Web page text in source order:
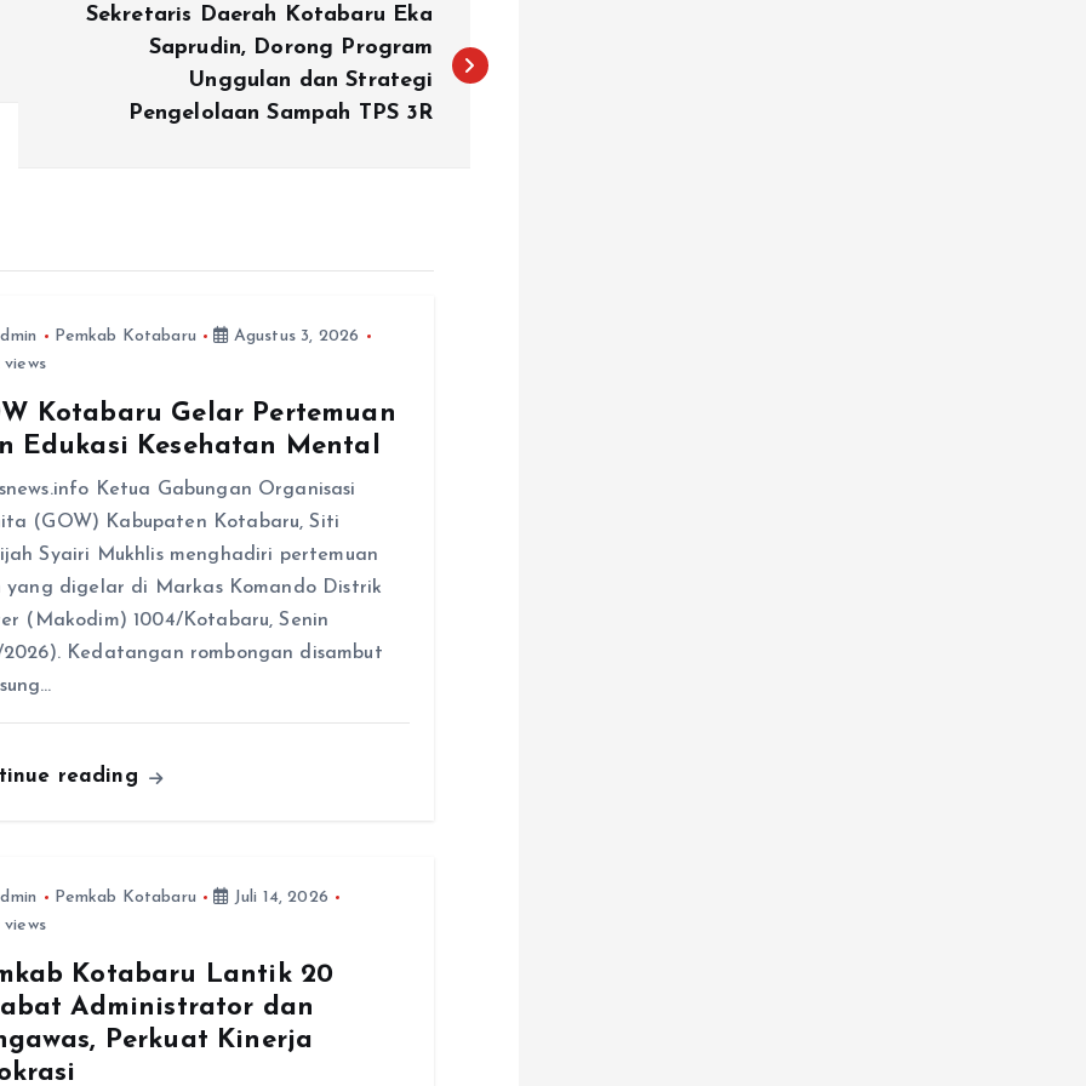
Sekretaris Daerah Kotabaru Eka
Saprudin, Dorong Program
Unggulan dan Strategi
Pengelolaan Sampah TPS 3R
Pemkab Kotabaru
Agustus 3, 2026
views
Kotabaru Gelar Pertemuan
Edukasi Kesehatan Mental
Ketua Gabungan Organisasi
(GOW) Kabupaten Kotabaru, Siti
Syairi Mukhlis menghadiri pertemuan
yang digelar di Markas Komando Distrik
(Makodim) 1004/Kotabaru, Senin
Kedatangan rombongan disambut
reading
Pemkab Kotabaru
Juli 14, 2026
views
Kotabaru Lantik 20
Administrator dan
Perkuat Kinerja